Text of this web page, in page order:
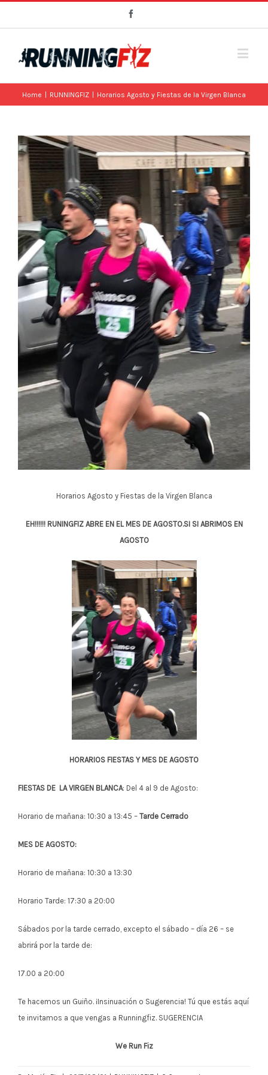
Home RUNNINGFIZ Horarios Agosto y Fiestas de la Virgen Blanca
View
Larger
Image
Horarios Agosto y Fiestas de la Virgen Blanca
EH!!!!!! RUNINGFIZ ABRE EN EL MES DE AGOSTO.SI SI ABRIMOS EN
AGOSTO
HORARIOS FIESTAS Y MES DE AGOSTO
FIESTAS DE LA VIRGEN BLANCA: Del 4 al 9 de Agosto:
Horario de mañana: 10:30 a 13:45 – Tarde Cerrado
MES DE AGOSTO:
Horario de mañana: 10:30 a 13:30
Horario Tarde: 17:30 a 20:00
Sábados por la tarde cerrado, excepto el sábado – día 26 – se
abrirá por la tarde de:
17.00 a 20:00
Te hacemos un Guiño. ¡Insinuación o Sugerencia! Tú que estás aquí
te invitamos a que vengas a Runningfiz. SUGERENCIA
We Run Fiz